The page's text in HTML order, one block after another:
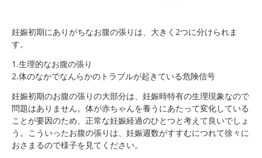
妊娠初期にありがちなお腹の張りは、大きく2つに分けられま
す。
1.生理的なお腹の張り
2.体のなかでなんらかのトラブルが起きている危険信号
妊娠初期のお腹の張りの大部分は、妊娠時特有の生理現象なので
問題はありません。体が赤ちゃんを養うにあたって変化している
ことが要因のため、正常な妊娠経過のひとつと考えて良いでしょ
う。こういったお腹の張りは、妊娠週数がすすむにつれて徐々に
おさまるので様子を見てください。